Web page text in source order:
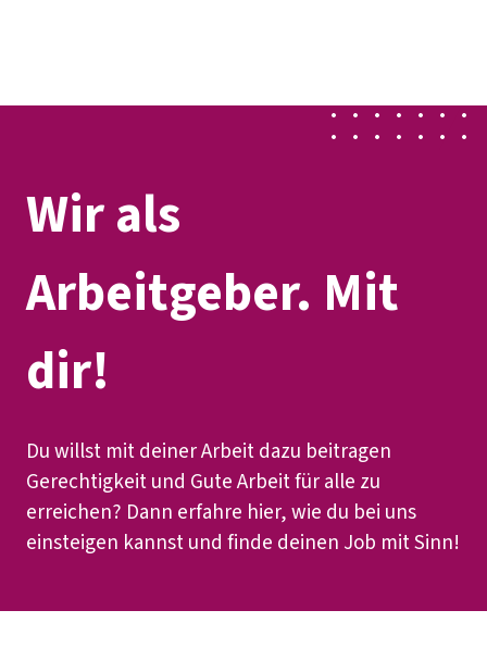
Service
Mitmachen
Wir als
Arbeitgeber. Mit
dir!
Du willst mit deiner Arbeit dazu beitragen
Gerechtigkeit und Gute Arbeit für alle zu
erreichen? Dann erfahre hier, wie du bei uns
einsteigen kannst und finde deinen Job mit Sinn!